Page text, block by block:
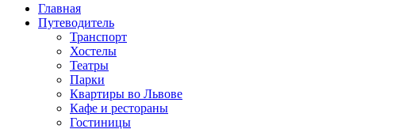
Главная
Путеводитель
Транспорт
Хостелы
Театры
Парки
Квартиры во Львове
Кафе и рестораны
Гостиницы